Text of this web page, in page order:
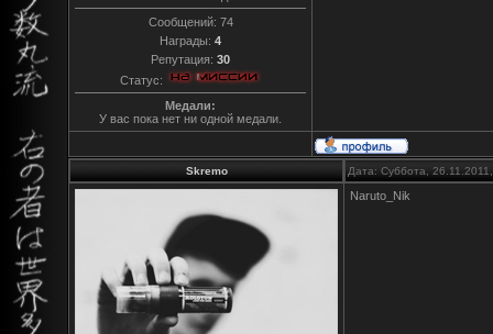
Сообщений: 74
Награды: 4
Репутация: 30
Статус:
Медали:
У вас пока нет ни одной медали.
Skremo Дата: Суббота,
Naruto_Nik